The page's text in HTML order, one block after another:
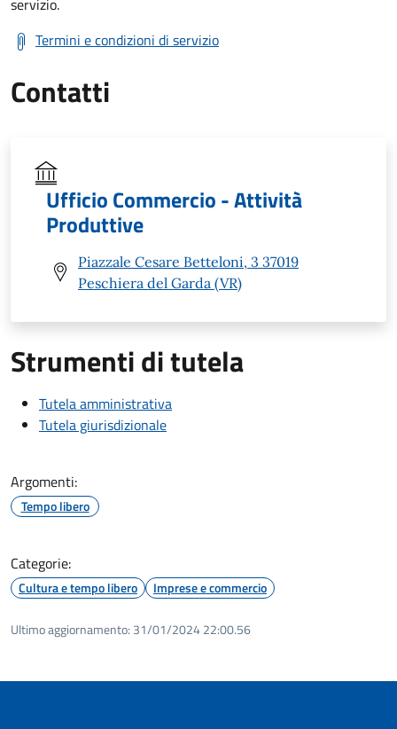
Termini e condizioni di servizio
Contatti
Ufficio Commercio - Attività
Produttive
Piazzale Cesare Betteloni, 3 37019
Peschiera del Garda (VR)
Strumenti di tutela
Tutela amministrativa
Tutela giurisdizionale
Argomenti:
Tempo libero
Categorie:
Cultura e tempo libero Imprese e commercio
Ultimo aggiornamento: 31/01/2024 22:00.56